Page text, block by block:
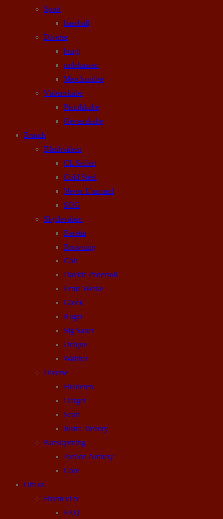
Sport
baseball
Diverse
brugt
rodekassen
Merchandise
Våbenskabe
Pistolskabe
Geværskabe
Brands
Blankvåben
CL Seifert
Cold Steel
Never Unarmed
SOG
Skydevåben
Beretta
Browning
Colt
Davide Pedersoli
Erma Werke
Glock
Ruger
Sig Sauer
Unique
Walther
Diverse
Holderen
iTarget
Scatt
Justra Trezory
Bueskydning
Avalon Archery
Core
Om os
Hvem vi er
FAQ